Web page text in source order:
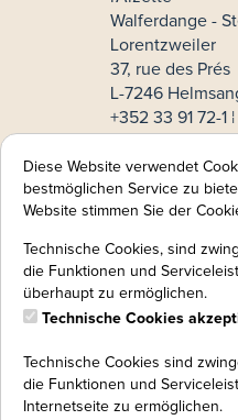
Walferdange -
Lorentzweiler
37, rue des Prés
L-7246
+352 33 91 72-1 ¦
Zahlmethoden
Online-Zahlung
Rechtliche
Impressum
AGB
Diese Website verwendet
bestmöglichen Service zu
Website stimmen Sie der
Technische Cookies, sind
die Funktionen und
überhaupt zu ermöglichen.
Technische Cookies
Technische Cookies sind
die Funktionen und
Internetseite zu ermöglichen.